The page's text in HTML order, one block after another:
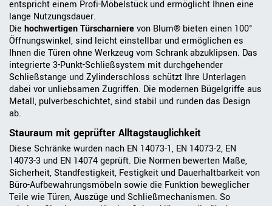
entspricht einem Profi-Möbelstück und ermöglicht Ihnen eine
lange Nutzungsdauer.
Die hochwertigen Türscharnierevon Blum® bieten einen 100°
Öffnungswinkel, sind leicht einstellbar und ermöglichen es
Ihnen die Türen ohne Werkzeug vom Schrank abzuklipsen. Das
integrierte 3-Punkt-Schließsystem mit durchgehender
Schließstange und Zylinderschloss schützt Ihre Unterlagen
dabei vor unliebsamen Zugriffen. Die modernen Bügelgriffe aus
Metall, pulverbeschichtet, sind stabil und runden das Design
ab.
Stauraum mit geprüfter Alltagstauglichkeit
Diese Schränke wurden nach EN 14073-1, EN 14073-2, EN
14073-3 und EN 14074 geprüft. Die Normen bewerten Maße,
Sicherheit, Standfestigkeit, Festigkeit und Dauerhaltbarkeit von
Büro-Aufbewahrungsmöbeln sowie die Funktion beweglicher
Teile wie Türen, Auszüge und Schließmechanismen. So